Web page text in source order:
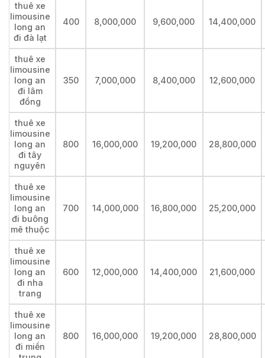
thuê xe
limousine
long an
đi đà lạt
400 8,000,000 9,600,000 14,400,000
thuê xe
limousine
long an
đi lâm
đồng
350 7,000,000 8,400,000 12,600,000
thuê xe
limousine
long an
đi tây
nguyên
800 16,000,000 19,200,000 28,800,000
thuê xe
limousine
long an
đi buông
mê thuộc
700 14,000,000 16,800,000 25,200,000
thuê xe
limousine
long an
đi nha
trang
600 12,000,000 14,400,000 21,600,000
thuê xe
limousine
long an
đi miền
800 16,000,000 19,200,000 28,800,000